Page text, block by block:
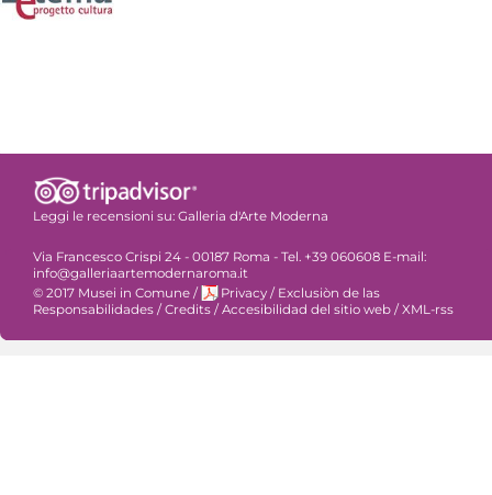
Leggi le recensioni su: Galleria d'Arte Moderna
Via Francesco Crispi 24 - 00187 Roma - Tel. +39 060608 E-mail:
info@galleriaartemodernaroma.it
© 2017 Musei in Comune / Privacy / Exclusiòn de las
Responsabilidades / Credits / Accesibilidad del sitio web / XML-rss